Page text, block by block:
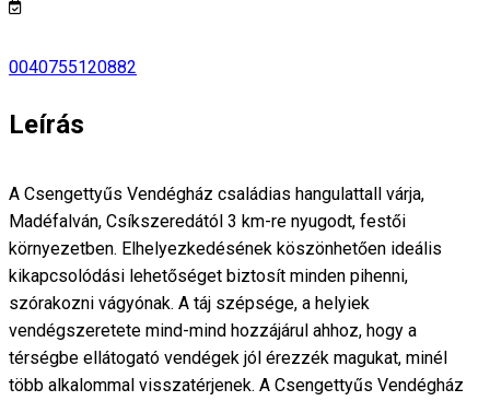
0040755120882
Leírás
A Csengettyűs Vendégház családias hangulattall várja,
Madéfalván, Csíkszeredától 3 km-re nyugodt, festői
környezetben. Elhelyezkedésének köszönhetően ideális
kikapcsolódási lehetőséget biztosít minden pihenni,
szórakozni vágyónak. A táj szépsége, a helyiek
vendégszeretete mind-mind hozzájárul ahhoz, hogy a
térségbe ellátogató vendégek jól érezzék magukat, minél
több alkalommal visszatérjenek. A Csengettyűs Vendégház